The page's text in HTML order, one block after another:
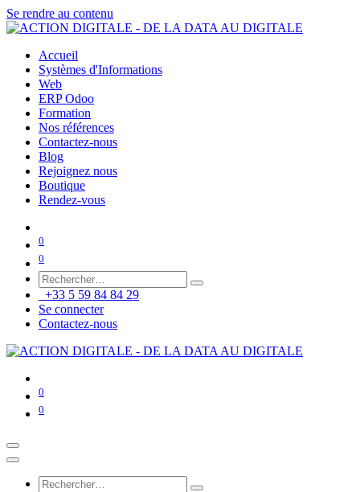
Se rendre au contenu
Accueil
Systèmes d'Informations
Web
ERP Odoo
Formation
Nos références
Contactez-nous
Blog
Rejoignez nous
Boutique
Rendez-vous
0
0
+33 5 59 84 84 29
Se connecter
Contactez-nous
0
0